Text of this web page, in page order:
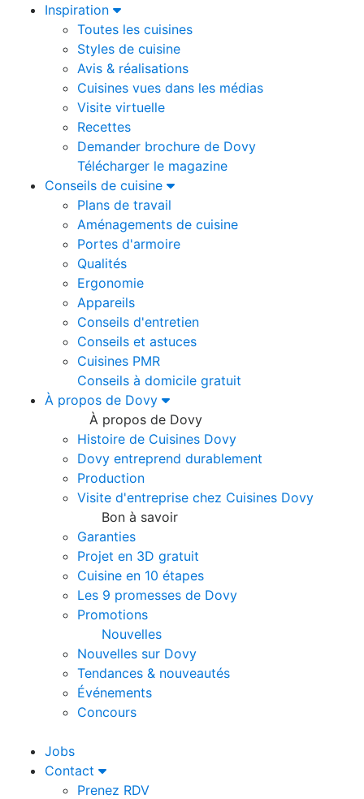
Inspiration
Toutes les cuisines
Styles de cuisine
Avis & réalisations
Cuisines vues dans les médias
Visite virtuelle
Recettes
Demander brochure de Dovy
Télécharger le magazine
Conseils de cuisine
Plans de travail
Aménagements de cuisine
Portes d'armoire
Qualités
Ergonomie
Appareils
Conseils d'entretien
Conseils et astuces
Cuisines PMR
Conseils à domicile gratuit
À propos de Dovy
À propos de Dovy
Histoire de Cuisines Dovy
Dovy entreprend durablement
Production
Visite d'entreprise chez Cuisines Dovy
Bon à savoir
Garanties
Projet en 3D gratuit
Cuisine en 10 étapes
Les 9 promesses de Dovy
Promotions
Nouvelles
Nouvelles sur Dovy
Tendances & nouveautés
Événements
Concours
Jobs
Contact
Prenez RDV